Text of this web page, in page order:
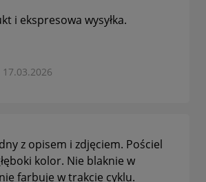
17.03.2026
i ekspresowa wysyłka.
z opisem i zdjęciem. Pościel
kolor. Nie blaknie w
farbuje w trakcie cyklu.